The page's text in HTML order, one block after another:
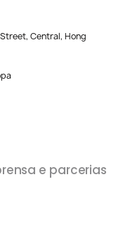
Central, Hong
e parcerias